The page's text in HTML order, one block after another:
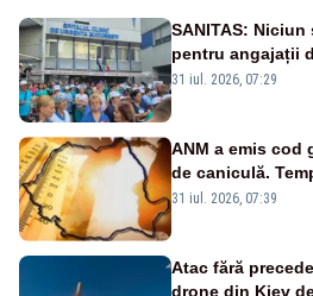
SANITAS:
pentru angajații
Legii salarizării
31 iul. 2026, 07:29
ANM a emis cod
de caniculă.
de grade, iar
31 iul. 2026, 07:39
Atac fără
drone din Kiev